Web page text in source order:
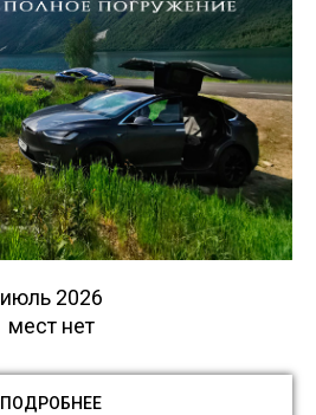
июль 2026
мест нет
ПОДРОБНЕЕ